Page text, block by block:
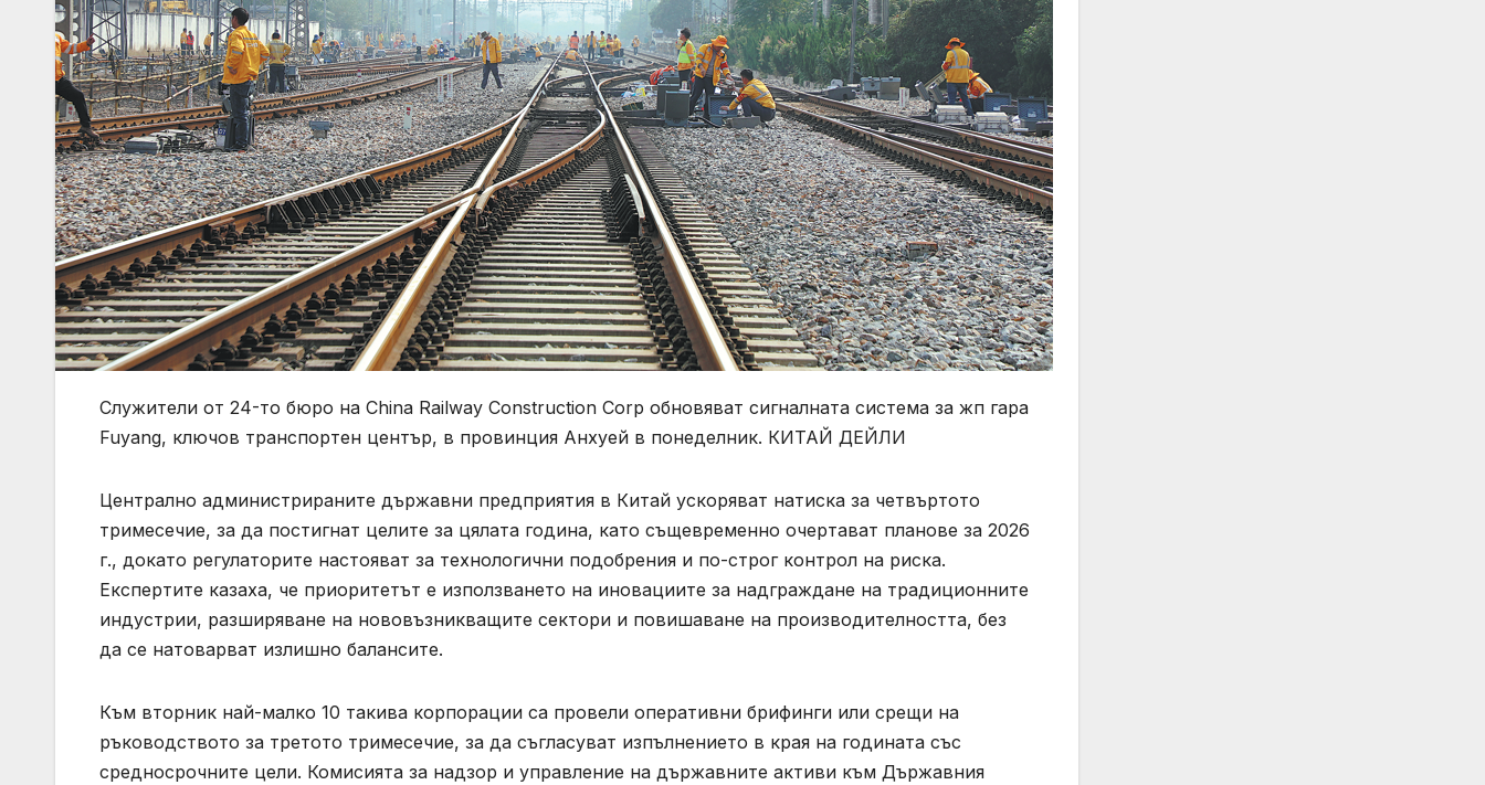
Служители от 24-то бюро на China Railway Construction Corp обновяват сигналната система за жп гара
Fuyang, ключов транспортен център, в провинция Анхуей в понеделник. КИТАЙ ДЕЙЛИ
Централно администрираните държавни предприятия в Китай ускоряват натиска за четвъртото
тримесечие, за да постигнат целите за цялата година, като същевременно очертават планове за 2026
г., докато регулаторите настояват за технологични подобрения и по-строг контрол на риска.
Експертите казаха, че приоритетът е използването на иновациите за надграждане на традиционните
индустрии, разширяване на нововъзникващите сектори и повишаване на производителността, без
да се натоварват излишно балансите.
Към вторник най-малко 10 такива корпорации са провели оперативни брифинги или срещи на
ръководството за третото тримесечие, за да съгласуват изпълнението в края на годината със
средносрочните цели. Комисията за надзор и управление на държавните активи към Държавния